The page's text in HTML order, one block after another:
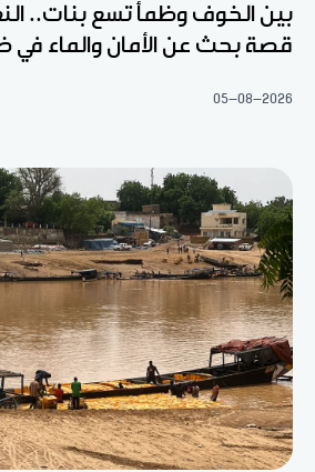
بين الخوف وظمأ تسع بنات..
قصة بحث عن الأمان والماء
05-08-2026